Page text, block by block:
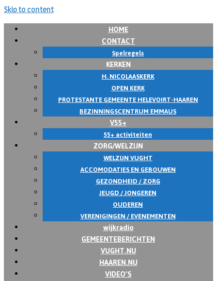
Skip to content
HOME
CONTACT
Spelregels
KERKEN
H. NICOLAASKERK
OPEN KERK
PROTESTANTE GEMEENTE HELEVOIRT-HAAREN
BEZINNINGSCENTRUM EMMAUS
V55+
55+ activiteiten
ZORG/WELZIJN
WELZIJN VUGHT
ACCOMODATIES EN GEBOUWEN
GEZONDHEID / ZORG
JEUGD / JONGEREN
OUDEREN
VERENIGINGEN / EVENEMENTEN
wijkradio
GEMEENTEBERICHTEN
VUGHT.NU
HAAREN.NU
VIDEO’S